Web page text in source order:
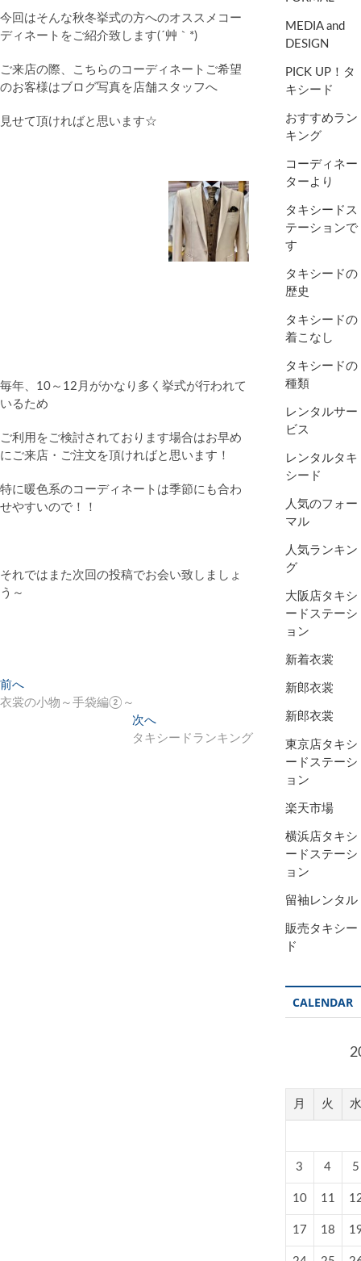
今回はそんな秋冬挙式の方へのオススメコー
ディネートをご紹介致します(´艸｀*)
ご来店の際、こちらのコーディネートご希望
のお客様はブログ写真を店舗スタッフへ
見せて頂ければと思います☆
毎年、10～12月がかなり多く挙式が行われて
いるため
ご利用をご検討されております場合はお早め
にご来店・ご注文を頂ければと思います！
特に暖色系のコーディネートは季節にも合わ
せやすいので！！
それではまた次回の投稿でお会い致しましょ
う～
投
稿
前へ過
去
衣裳の小物～手袋編②～
次へ次
の
タキシードランキング
MEDIA and
DESIGN
PICK UP！タ
キシード
おすすめラン
キング
コーディネー
ターより
タキシードス
テーションで
す
タキシードの
歴史
タキシードの
着こなし
タキシードの
種類
レンタルサー
ビス
レンタルタキ
シード
人気のフォー
マル
人気ランキン
グ
大阪店タキシ
ードステーシ
ョン
新着衣裳
新郎衣裳
新郎衣裳
東京店タキシ
ードステーシ
ョン
楽天市場
横浜店タキシ
ードステーシ
ョン
留袖レンタル
販売タキシー
ド
CALENDAR
月 火
3 4 5
10 11
17 18